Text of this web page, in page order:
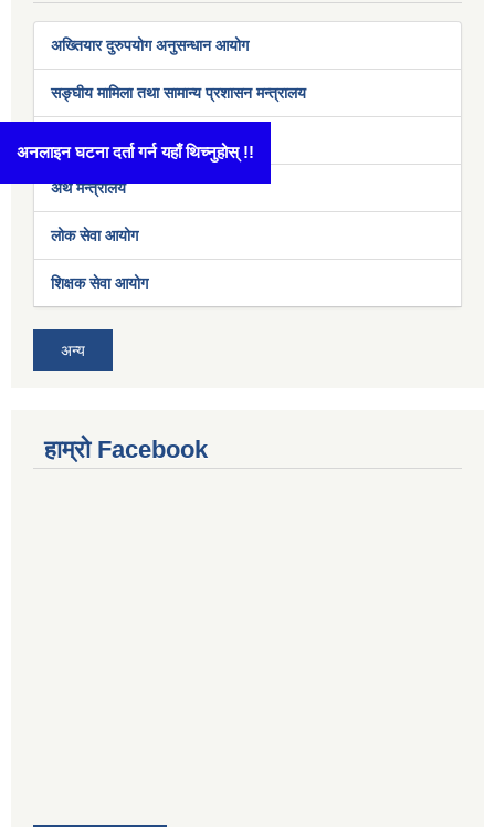
अख्तियार दुरुपयोग अनुसन्धान आयोग
सङ्घीय मामिला तथा सामान्य प्रशासन मन्त्रालय
स्थानीय तहको वेवसाईटको विवरण
अर्थ मन्त्रालय
लोक सेवा आयोग
शिक्षक सेवा आयोग
अन्य
हाम्रो Facebook
अनलाइन घटना दर्ता गर्न यहाँ थिच्नुहोस् !!